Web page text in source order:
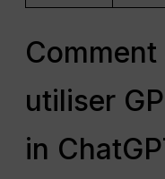
utiliser
in